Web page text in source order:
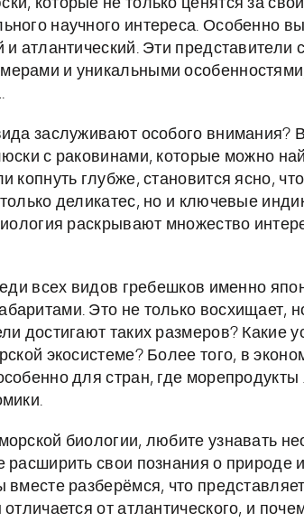
которые не только ценятся за
научного интереса. Особенно
и атлантический. Эти
и уникальными
заслуживают особого внимания?
с раковинами, которые можно
копнуть глубже, становится ясно,
деликатес, но и ключевые
раскрывают множество
всех видов гребешков именно
Это не только восхищает,
достигают таких размеров? Какие
экосистеме? Более того, в
для стран, где
биологии, любите узнавать
свои познания о природе и
разберёмся, что
от атлантического, и